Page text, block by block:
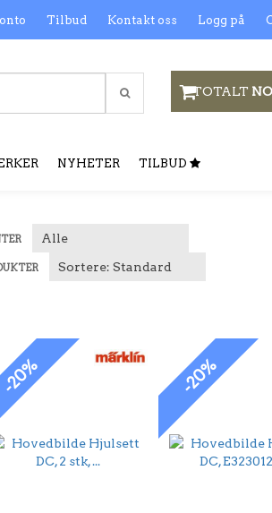
Tilbud Kontakt oss Logg på
TOTALT
NYHETER TILBUD
-20%